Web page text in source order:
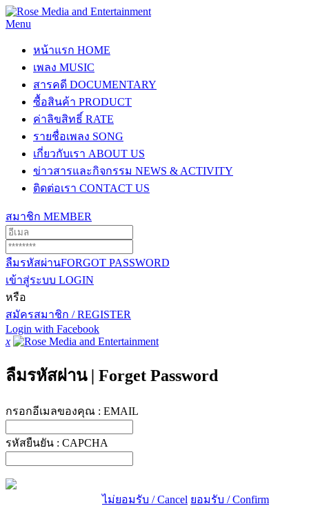
Menu
หน้าแรก HOME
เพลง MUSIC
สารคดี DOCUMENTARY
ซื้อสินค้า PRODUCT
ค่าลิขสิทธิ์ RATE
รายชื่อเพลง SONG
เกี่ยวกับเรา ABOUT US
ข่าวสารและกิจกรรม NEWS & ACTIVITY
ติดต่อเรา CONTACT US
สมาชิก MEMBER
ลืมรหัสผ่านFORGOT PASSWORD
เข้าสู่ระบบ LOGIN
หรือ
สมัครสมาชิก / REGISTER
Login with Facebook
x
ลืมรหัสผ่าน | Forget Password
กรอกอีเมลของคุณ : EMAIL
รหัสยืนยัน : CAPCHA
ไม่ยอมรับ / Cancel ยอมรับ / Confirm